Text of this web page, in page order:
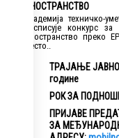
ИНОСТРАНСТВО
Академија техничко-
расписује конкурс
иностранство преко
место..
ТРАЈАЊЕ
године
РОК ЗА
ПРИЈАВЕ
ЗА